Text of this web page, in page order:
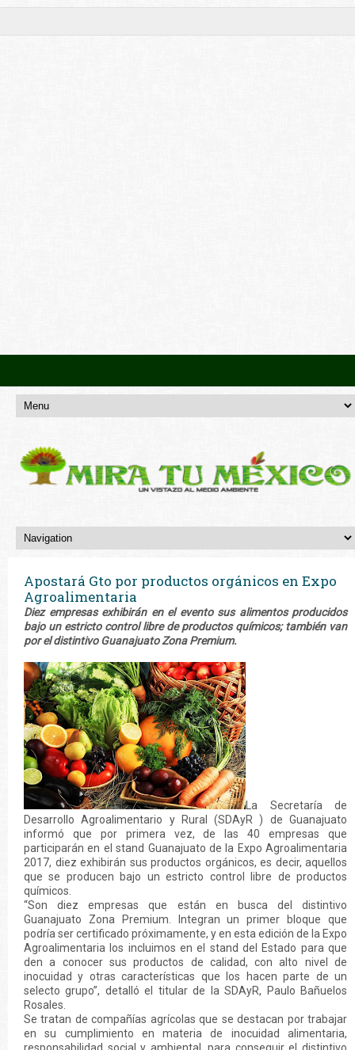
Apostará Gto por productos orgánicos en Expo
Agroalimentaria
Diez empresas exhibirán en el evento sus alimentos producidos
bajo un estricto control libre de productos químicos; también van
por el distintivo Guanajuato Zona Premium.
La Secretaría de
Desarrollo Agroalimentario y Rural (SDAyR ) de Guanajuato
informó que por primera vez, de las 40 empresas que
participarán en el stand Guanajuato de la Expo Agroalimentaria
2017, diez exhibirán sus productos orgánicos, es decir, aquellos
que se producen bajo un estricto control libre de productos
químicos.
“Son diez empresas que están en busca del distintivo
Guanajuato Zona Premium. Integran un primer bloque que
podría ser certificado próximamente, y en esta edición de la Expo
Agroalimentaria los incluimos en el stand del Estado para que
den a conocer sus productos de calidad, con alto nivel de
inocuidad y otras características que los hacen parte de un
selecto grupo”, detalló el titular de la SDAyR, Paulo Bañuelos
Rosales.
Se tratan de compañías agrícolas que se destacan por trabajar
en su cumplimiento en materia de inocuidad alimentaria,